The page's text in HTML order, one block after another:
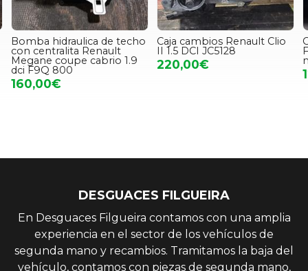
Bomba hidraulica de techo
con centralita Renault
Megane coupe cabrio 1.9
dci F9Q 800
160,00€
Caja cambios Renault Clio
II 1.5 DCI JC5128
220,00€
DESGUACES FILGUEIRA
En Desguaces Filgueira contamos con una amplia
experiencia en el sector de los vehículos de
segunda mano y recambios. Tramitamos la baja del
vehículo, contamos con piezas de segunda mano,